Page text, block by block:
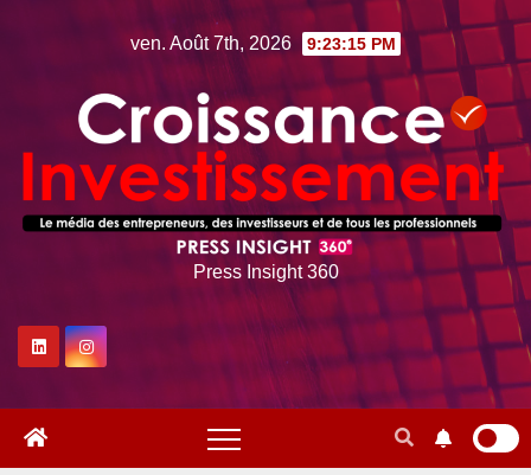
ven. Août 7th, 2026 9:23:16 PM
Press Insight 360